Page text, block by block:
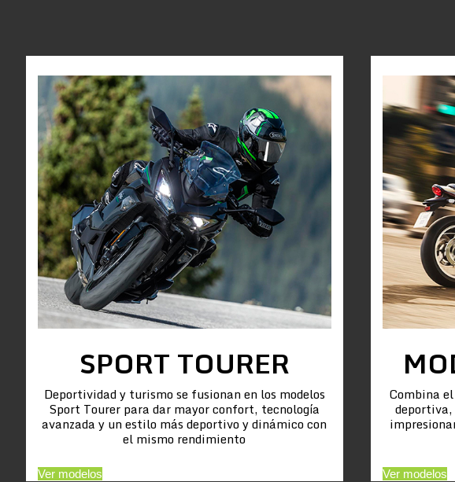
SPORT TOURER
Deportividad y turismo se fusionan en los modelos
Sport Tourer para dar mayor confort, tecnología
avanzada y un estilo más deportivo y dinámico con
el mismo rendimiento
Ver modelos
Combina
deportiva,
Ver modelos